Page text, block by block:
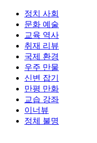
정치 사회
문화 예술
교육 역사
취재 리뷰
국제 환경
우주 만물
신변 잡기
만평 만화
교습 강좌
이너뷰
정체 불명